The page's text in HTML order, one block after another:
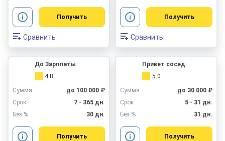
Получить
Сравнить
Получить
Сравнить
До Зарплаты
4.8
Сумма
до 100 000 ₽
Срок
7 - 365 дн.
Без %
30 дн.
Получить
Привет сосед
5.0
Сумма
до 30 000 ₽
Срок
5 - 31 дн.
Без %
31 дн.
Получить